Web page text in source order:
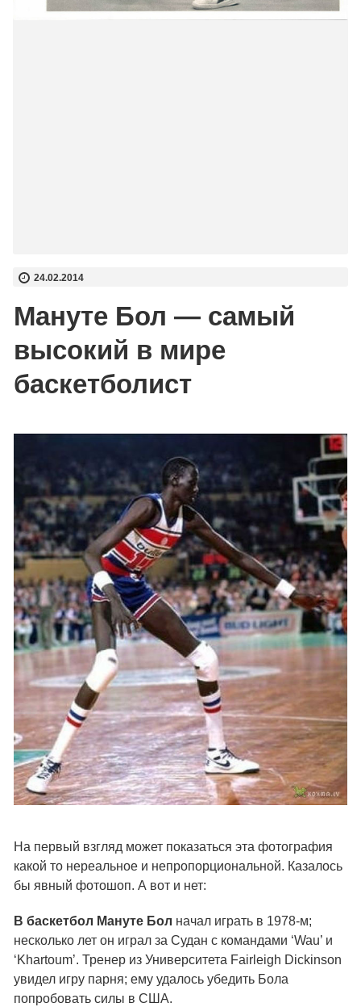
24.02.2014
Мануте Бол — самый
высокий в мире
баскетболист
На первый взгляд может показаться эта фотография
какой то нереальное и непропорциональной. Казалось
бы явный фотошоп. А вот и нет:
В баскетбол Мануте Бол начал играть в 1978-м;
несколько лет он играл за Судан с командами ‘Wau’ и
‘Khartoum’. Тренер из Университета Fairleigh Dickinson
увидел игру парня; ему удалось убедить Бола
попробовать силы в США.